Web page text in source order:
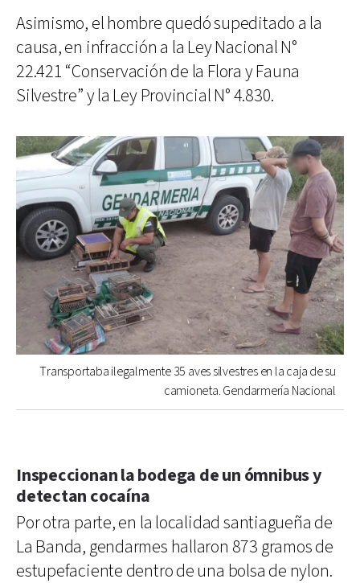
Asimismo, el hombre quedó supeditado a la
causa, en infracción a la Ley Nacional N°
22.421 “Conservación de la Flora y Fauna
Silvestre” y la Ley Provincial N° 4.830.
Transportaba ilegalmente 35 aves silvestres en la caja de su
camioneta. Gendarmería Nacional
Inspeccionan la bodega de un ómnibus y
detectan cocaína
Por otra parte, en la localidad santiagueña de
La Banda, gendarmes hallaron 873 gramos de
estupefaciente dentro de una bolsa de nylon.